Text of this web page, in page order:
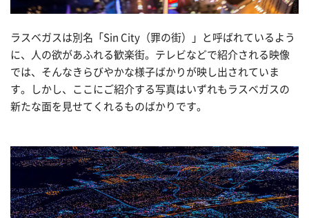
ラスベガスは別名「Sin City（罪の街）」と呼ばれているよう
に、人の欲があふれる歓楽街。テレビなどで紹介される映像
では、そんなきらびやかな様子ばかりが映し出されていま
す。しかし、ここにご紹介する写真はいずれもラスベガスの
新たな面を見せてくれるものばかりです。